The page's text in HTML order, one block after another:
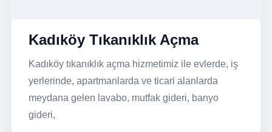
Kadıköy Tıkanıklık Açma
Kadıköy tıkanıklık açma hizmetimiz ile evlerde, iş
yerlerinde, apartmanlarda ve ticari alanlarda
meydana gelen lavabo, mutfak gideri, banyo
gideri,